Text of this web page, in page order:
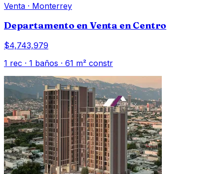
Venta · Monterrey
Departamento en Venta en Centro
$4,743,979
1 rec · 1 baños · 61 m² constr